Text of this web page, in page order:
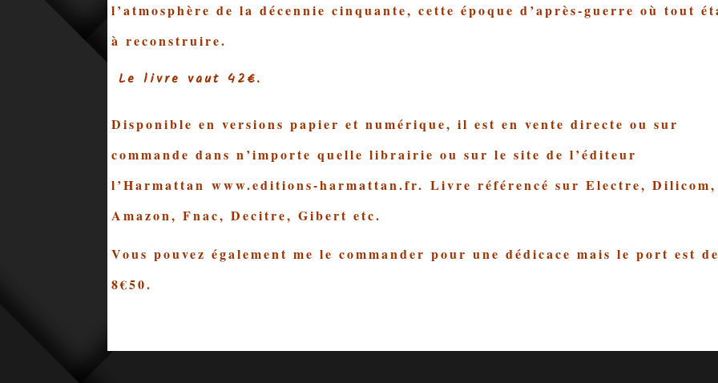
l’atmosphère de la décennie cinquante, cette époque d’après-guerre où tout
à reconstruire.
Le livre vaut 42€.
Disponible en versions papier et numérique, il est en vente directe ou sur
commande dans n’importe quelle librairie ou sur le site de l’éditeur
l’Harmattanwww.editions-harmattan.fr. Livre référencé sur Electre, Dilicom,
Amazon, Fnac, Decitre, Gibert etc.
Vous pouvez également me le commander pour une dédicace mais le port est
8€50.